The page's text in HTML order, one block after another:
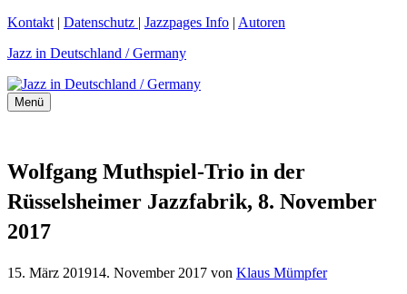
Zum
springen
Kontakt | Datenschutz | Jazzpages Info | Autoren
Jazz in Deutschland / Germany
Menü
Wolfgang Muthspiel-Trio in der
Rüsselsheimer Jazzfabrik, 8. November
2017
15. März 201914. November 2017 von Klaus Mümpfer